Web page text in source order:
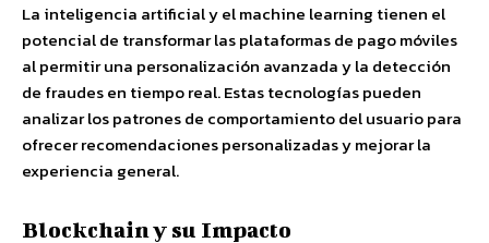
La inteligencia artificial y el machine learning tienen el
potencial de transformar las plataformas de pago móviles
al permitir una personalización avanzada y la detección
de fraudes en tiempo real. Estas tecnologías pueden
analizar los patrones de comportamiento del usuario para
ofrecer recomendaciones personalizadas y mejorar la
experiencia general.
Blockchain y su Impacto